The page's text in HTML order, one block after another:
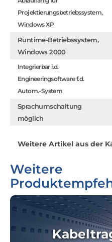
Projektierungsbetriebssystem,
Windows XP
Runtime-Betriebssystem,
Windows 2000
Integrierbar i.d.
Engineeringsoftware f.d.
Autom.-System
Sprachumschaltung
möglich
Weitere Artikel aus der
Weitere